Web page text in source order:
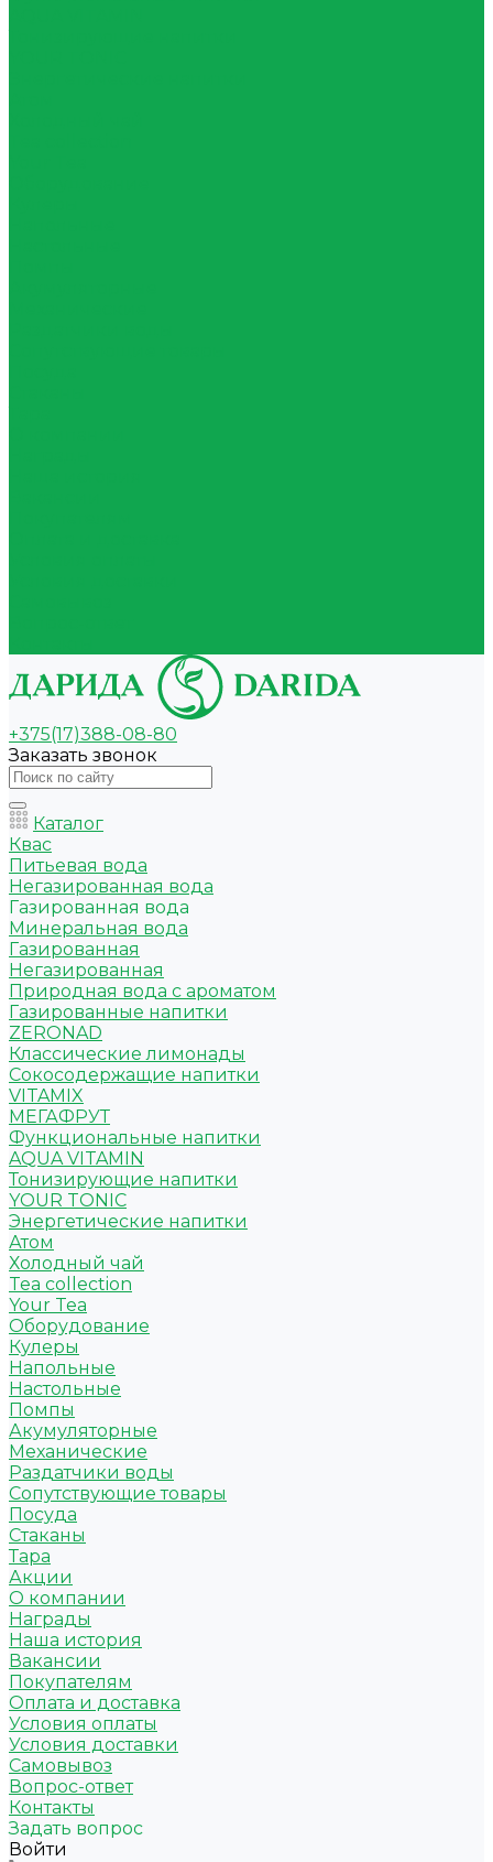
+375(17)388-08-80
Заказать звонок
Каталог
Квас
Питьевая вода
Негазированная вода
Газированная вода
Минеральная вода
Газированная
Негазированная
Природная вода с ароматом
Газированные напитки
ZERONAD
Классические лимонады
Сокосодержащие напитки
VITAMIX
МЕГАФРУТ
Функциональные напитки
AQUA VITAMIN
Тонизирующие напитки
YOUR TONIC
Энергетические напитки
Атом
Холодный чай
Tea collection
Your Tea
Оборудование
Кулеры
Напольные
Настольные
Помпы
Акумуляторные
Механические
Раздатчики воды
Сопутствующие товары
Посуда
Стаканы
Тара
Акции
О компании
Награды
Наша история
Вакансии
Покупателям
Оплата и доставка
Условия оплаты
Условия доставки
Самовывоз
Вопрос-ответ
Контакты
Задать вопрос
Войти